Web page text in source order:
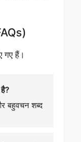
गए हैं।
बहुवचन शब्द